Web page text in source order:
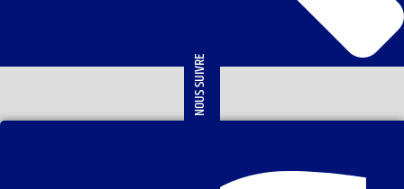
NOUS SUIVRE